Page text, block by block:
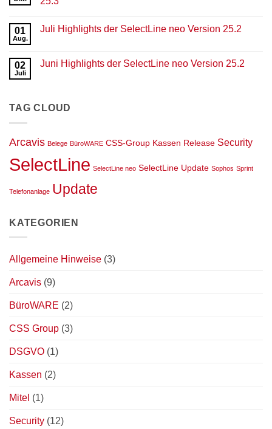
und
der
25.3
zu
SelectLine
neo
01
Aug.
Juli Highlights der SelectLine neo Version 25.2
Juli
Version
25.2
02
Juli
Juni Highlights der SelectLine neo Version 25.2
Highlights
Version
25.2
TAG CLOUD
Arcavis Belege BüroWARE CSS-Group Kassen Release Security
SelectLine SelectLine neo SelectLine Update Sophos Sprint
Telefonanlage Update
KATEGORIEN
Allgemeine Hinweise (3)
Arcavis (9)
BüroWARE (2)
CSS Group (3)
DSGVO (1)
Kassen (2)
Mitel (1)
Security (12)